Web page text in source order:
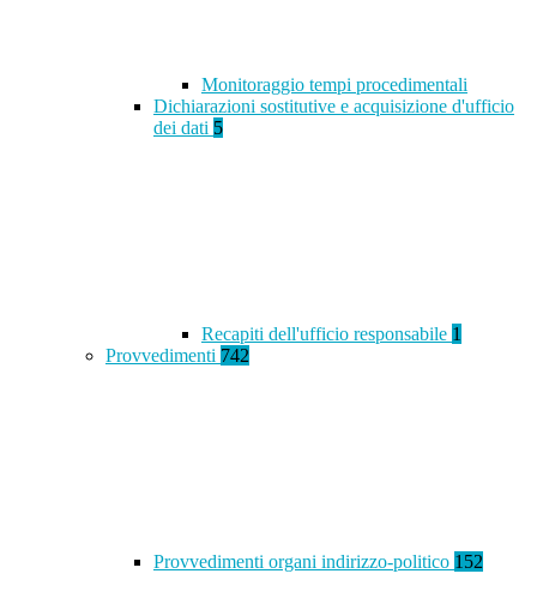
Monitoraggio tempi procedimentali
Dichiarazioni sostitutive e acquisizione d'ufficio
dei dati 5
Recapiti dell'ufficio responsabile 1
Provvedimenti 742
Provvedimenti organi indirizzo-politico 152